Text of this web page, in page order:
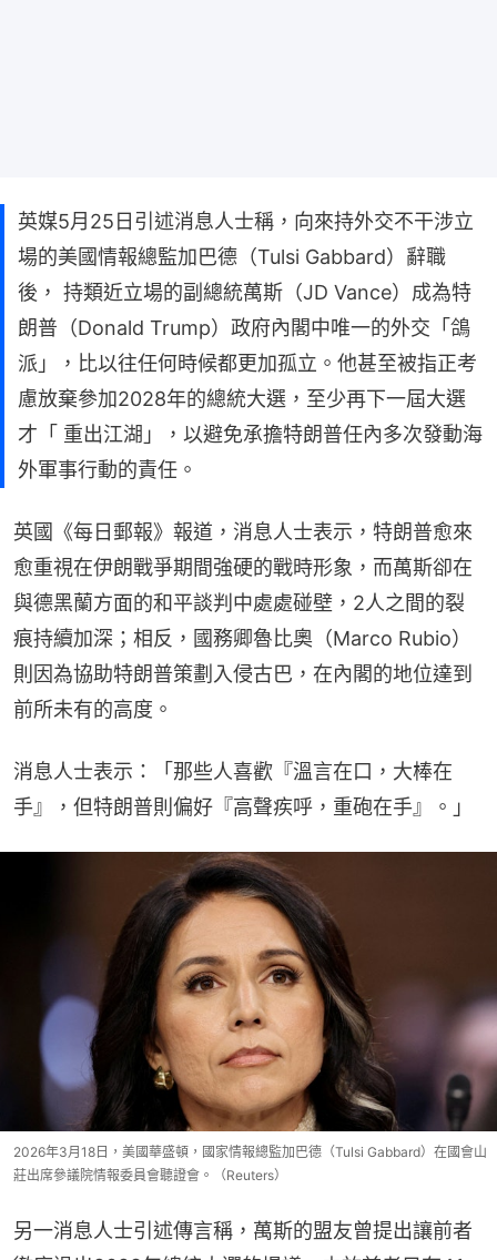
英媒5月25日引述消息人士稱，向來持外交不干涉立
場的美國情報總監加巴德（Tulsi Gabbard）辭職
後， 持類近立場的副總統萬斯（JD Vance）成為特
朗普（Donald Trump）政府內閣中唯一的外交「鴿
派」，比以往任何時候都更加孤立。他甚至被指正考
慮放棄參加2028年的總統大選，至少再下一屆大選
才「 重出江湖」，以避免承擔特朗普任內多次發動海
外軍事行動的責任。
英國《每日郵報》報道，消息人士表示，特朗普愈來
愈重視在伊朗戰爭期間強硬的戰時形象，而萬斯卻在
與德黑蘭方面的和平談判中處處碰壁，2人之間的裂
痕持續加深；相反，國務卿魯比奧（Marco Rubio）
則因為協助特朗普策劃入侵古巴，在內閣的地位達到
前所未有的高度。
消息人士表示：「那些人喜歡『溫言在口，大棒在
手』，但特朗普則偏好『高聲疾呼，重砲在手』。」
2026年3月18日，美國華盛頓，國家情報總監加巴德（Tulsi Gabbard）在國會山
莊出席參議院情報委員會聽證會。（Reuters）
另一消息人士引述傳言稱，萬斯的盟友曾提出讓前者